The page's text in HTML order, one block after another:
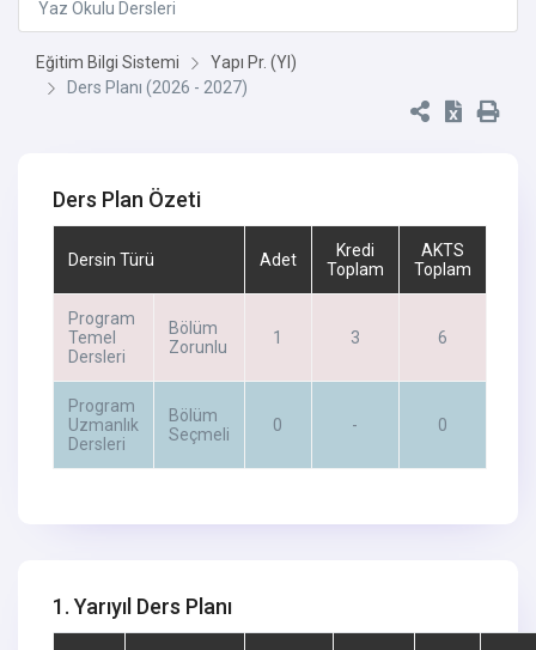
Yaz Okulu Dersleri
Eğitim Bilgi Sistemi
Yapı Pr. (Yl)
Ders Planı (2026 - 2027)
Ders Plan Özeti
Dersin Türü Adet
Kredi
Toplam
AKTS
Toplam
Program
Temel
Dersleri
Bölüm
Zorunlu
1 3 6
Program
Uzmanlık
Dersleri
Bölüm
Seçmeli
0 - 0
1. Yarıyıl Ders Planı